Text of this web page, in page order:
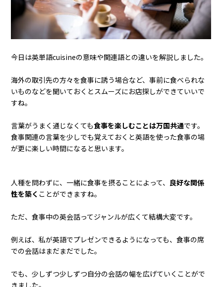
今日は英単語cuisineの意味や関連語との違いを解説しました。
海外の取引先の方々を食事に誘う場合など、事前に食べられな
いものなどを聞いておくとスムーズにお店探しができていいで
すね。
言葉がうまく通じなくても食事を楽しむことは万国共通です。
食事関連の言葉を少しでも覚えておくと英語を使った食事の場
が更に楽しい時間になると思います。
人種を問わずに、一緒に食事を摂ることによって、 良好な関係
性を築く ことができますね。
ただ、食事中の英会話ってジャンルが広くて結構大変です。
例えば、私が英語でプレゼンできるようになっても、食事の席
での会話はまだまだでした。
でも、少しずつ少しずつ自分の会話の幅を広げていくことがで
きました。